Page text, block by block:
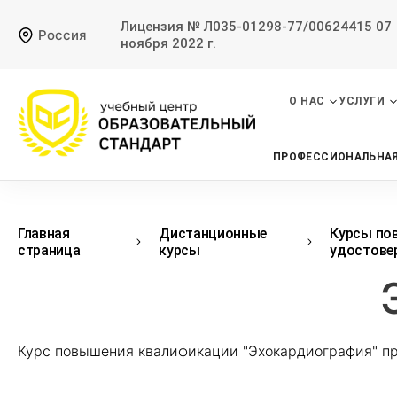
Россия
Лицензия № Л035-01298-77/00624415 07
ноября 2022 г.
О НАС УСЛУГИ
Главная
страница
Дистанционные
курсы
Курсы
Курс повышения квалификации "Эхокардиография"